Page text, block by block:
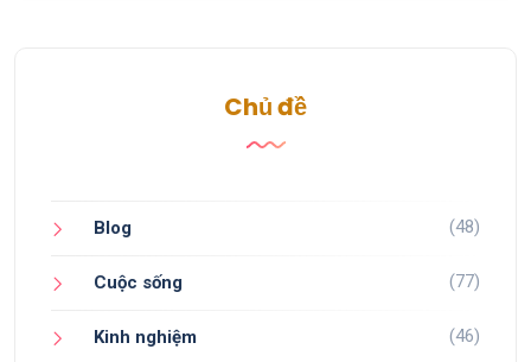
Chủ đề
Blog (48)
Cuộc sống (77)
Kinh nghiệm (46)